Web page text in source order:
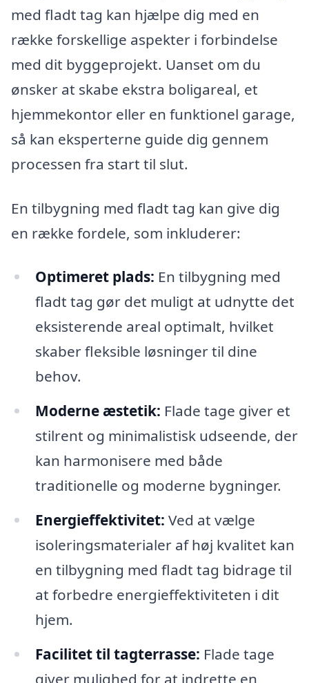
med fladt tag kan hjælpe dig med en
række forskellige aspekter i forbindelse
med dit byggeprojekt. Uanset om du
ønsker at skabe ekstra boligareal, et
hjemmekontor eller en funktionel garage,
så kan eksperterne guide dig gennem
processen fra start til slut.
En tilbygning med fladt tag kan give dig
en række fordele, som inkluderer:
Optimeret plads: En tilbygning med
fladt tag gør det muligt at udnytte det
eksisterende areal optimalt, hvilket
skaber fleksible løsninger til dine
behov.
Moderne æstetik: Flade tage giver et
stilrent og minimalistisk udseende, der
kan harmonisere med både
traditionelle og moderne bygninger.
Energieffektivitet: Ved at vælge
isoleringsmaterialer af høj kvalitet kan
en tilbygning med fladt tag bidrage til
at forbedre energieffektiviteten i dit
hjem.
Facilitet til tagterrasse: Flade tage
giver mulighed for at indrette en